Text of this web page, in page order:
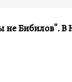
не Бибилов".